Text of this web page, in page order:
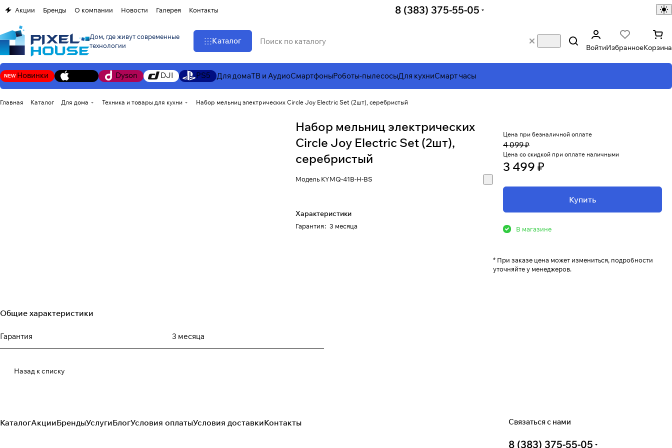
Акции Бренды О компании Новости Галерея Контакты 8 (383) 375-55-05
Дом, где живут современные
технологии
Каталог
ВойтиИзбранноеКорзина
Новинки Dyson DJI PS5 Для домаТВ и АудиоСмартфоныРоботы-пылесосыДля кухниСмарт часы
Главная Каталог Для дома Техника и товары для кухни Набор мельниц электрических Circle Joy Electric Set (2шт), серебристый
Набор мельниц электрических
Circle Joy Electric Set (2шт),
серебристый
МодельKYMQ-41B-H-BS
Характеристики
Гарантия: 3 месяца
Цена при безналичной оплате
4 099 ₽
Цена со скидкой при оплате наличными
3 499 ₽
Купить
В магазине
* При заказе цена может измениться, подробности
уточняйте у менеджеров.
Общие характеристики
Гарантия 3 месяца
Назад к списку
КаталогАкцииБрендыУслугиБлогУсловия оплатыУсловия доставкиКонтакты Связаться с нами
8 (383) 375-55-05